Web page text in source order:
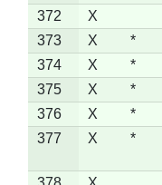
372
X
373
X *
374
X *
375
X *
376
X *
377
X *